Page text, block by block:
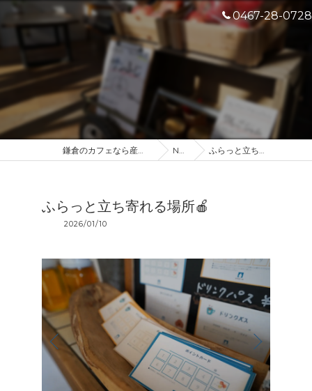
0467-28-0728
鎌倉のカフェなら産地直送のDROP IN NEWS ふらっと立ち寄れる場所🍎
ふらっと立ち寄れる場所🍎
2026/01/10